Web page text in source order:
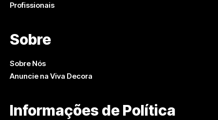
Profissionais
Sobre
Sobre Nós
Anuncie na Viva Decora
Informações de Política